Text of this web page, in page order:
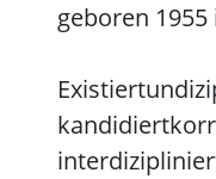
geboren
kandidiert